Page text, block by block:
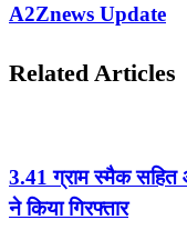
A2Znews Update
Related Articles
3.41 ग्राम स्मैक सहित
ने किया गिरफ्तार